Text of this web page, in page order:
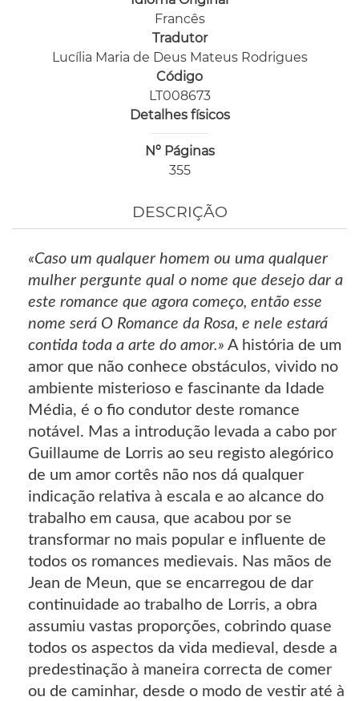
Francês
Tradutor
Lucília Maria de Deus Mateus Rodrigues
Código
LT008673
Detalhes físicos
Nº Páginas
355
DESCRIÇÃO
«Caso um qualquer homem ou uma qualquer
mulher pergunte qual o nome que desejo dar a
este romance que agora começo, então esse
nome será O Romance da Rosa, e nele estará
contida toda a arte do amor.» A história de um
amor que não conhece obstáculos, vivido no
ambiente misterioso e fascinante da Idade
Média, é o fio condutor deste romance
notável. Mas a introdução levada a cabo por
Guillaume de Lorris ao seu registo alegórico
de um amor cortês não nos dá qualquer
indicação relativa à escala e ao alcance do
trabalho em causa, que acabou por se
transformar no mais popular e influente de
todos os romances medievais. Nas mãos de
Jean de Meun, que se encarregou de dar
continuidade ao trabalho de Lorris, a obra
assumiu vastas proporções, cobrindo quase
todos os aspectos da vida medieval, desde a
predestinação à maneira correcta de comer
ou de caminhar, desde o modo de vestir até à